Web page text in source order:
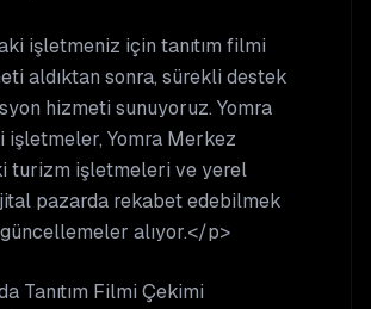
işletmeniz için tanıtım filmi
aldıktan sonra, sürekli destek
hizmeti sunuyoruz. Yomra
işletmeler, Yomra Merkez
turizm işletmeleri ve yerel
pazarda rekabet edebilmek
alıyor.</p>
Tanıtım Filmi Çekimi